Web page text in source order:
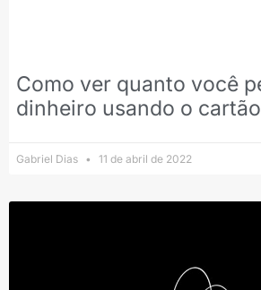
Como ver quanto você
dinheiro usando o
Gabriel Dias 11 de abril de 2022